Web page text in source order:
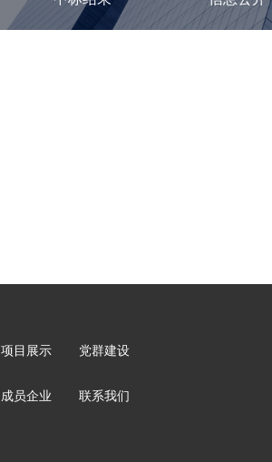
项目展示 党群建设
成员企业 联系我们